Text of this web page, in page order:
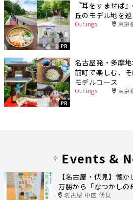
PR
『耳をすませば
丘のモデル地を
Outings 東京
PR
名古屋発・多摩
前町で楽しむ、
モデルコース
Outings 東京
Events &
【名古屋・伏見】懐
万勝から「なつかしの
名古屋 中区 伏見